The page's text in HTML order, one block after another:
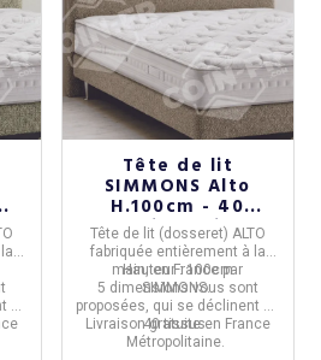
en
Tête de lit
SIMMONS Alto
H.100cm - 40
coloris 5 tailles
Tête de lit (dosseret) ALTO
fabriquée entièrement à la
main, enFrancepar
SIMMONS.
Hauteur :100cm
5 dimensions vous sont
proposées, qui se déclinent en
40 tissus.
Livraison gratuite en France
Métropolitaine.